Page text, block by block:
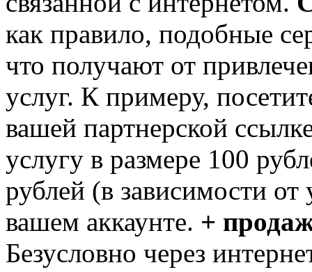
как правило, подобные
что получают от
услуг. К примеру,
вашей партнерской
услугу в размере 100
рублей (в зависимости от
вашем аккаунте. +
Безусловно через